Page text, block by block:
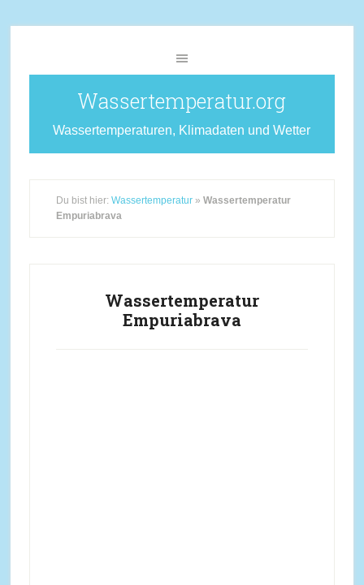
Wassertemperatur.org
Wassertemperaturen, Klimadaten und Wetter
Du bist hier: Wassertemperatur» Wassertemperatur
Empuriabrava
Wassertemperatur
Empuriabrava